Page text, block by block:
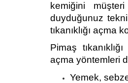
kemiğini
duyduğunuz
tıkanıklığı açma
Pimaş
açma yöntemleri
Yemek,